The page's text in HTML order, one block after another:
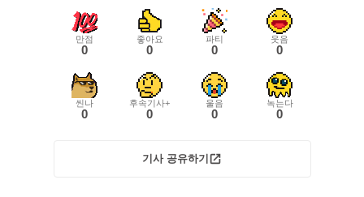
만점
0
좋아요
0
파티
0
웃음
0
씬나
0
후속기사+
0
울음
0
녹는다
0
기사 공유하기